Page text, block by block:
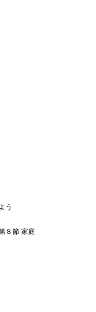
う
８節 家庭